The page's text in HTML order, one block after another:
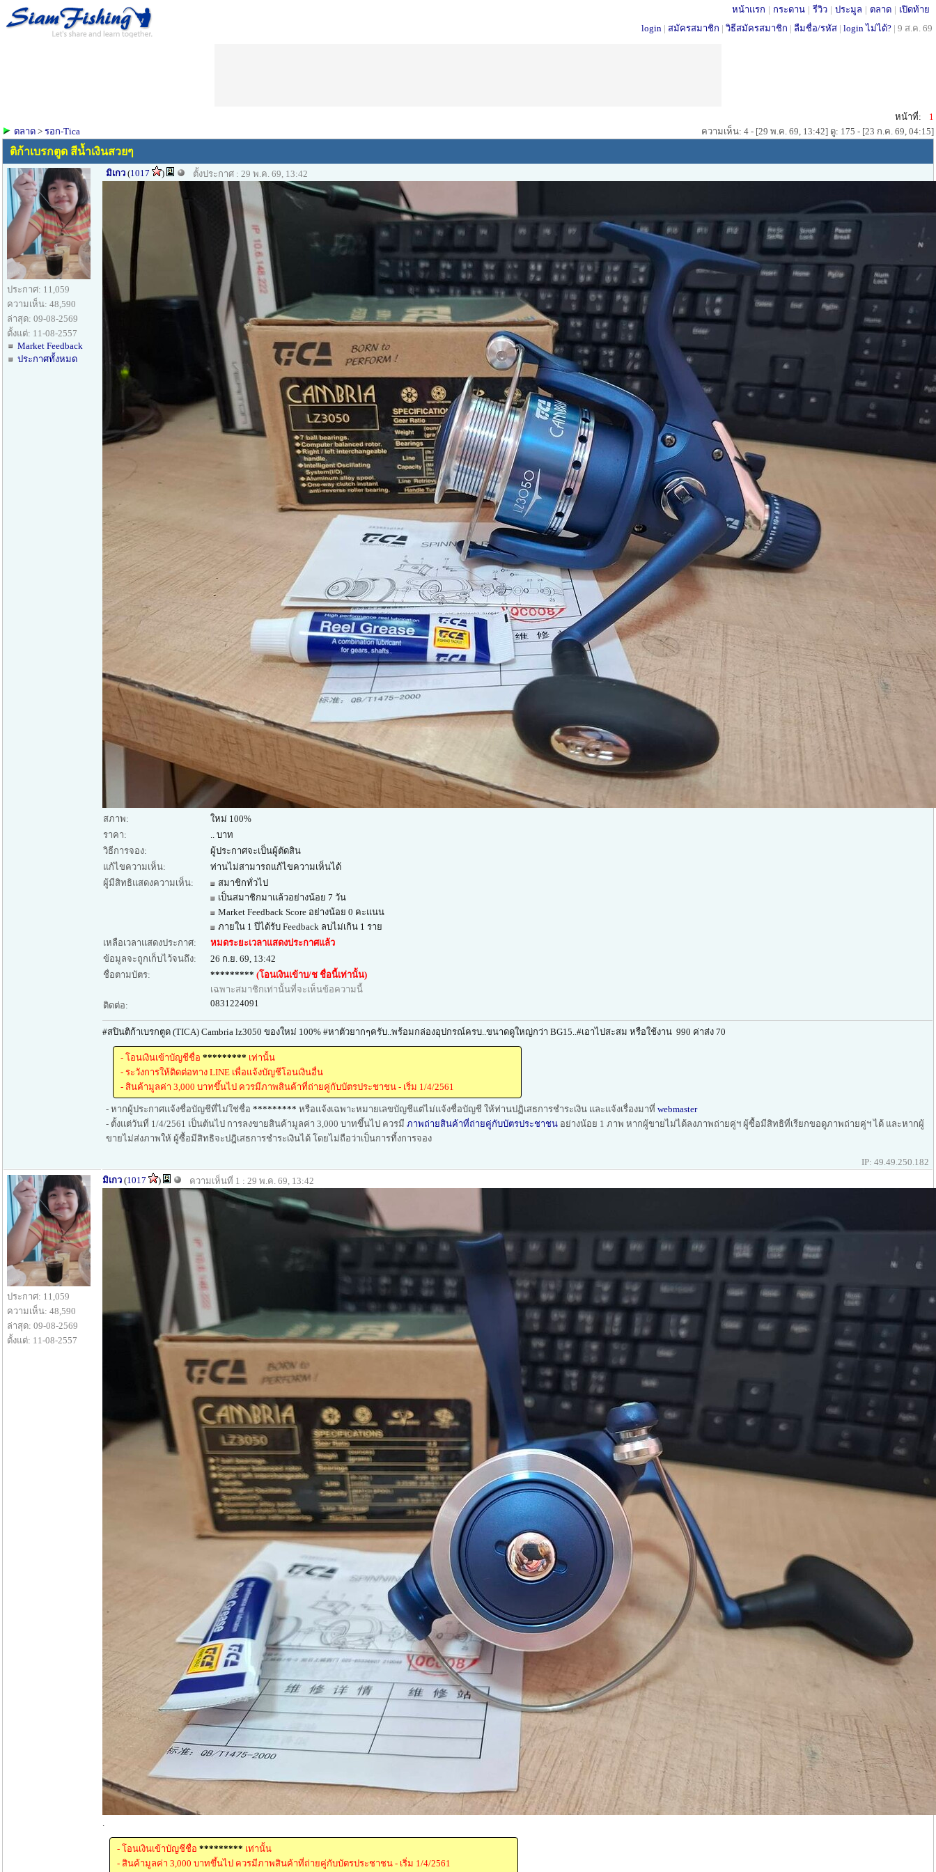
หน้าแรก | กระดาน | รีวิว | ประมูล | ตลาด | เปิดท้าย
login | สมัครสมาชิก | วิธีสมัครสมาชิก | ลืมชื่อ/รหัส | login ไม่ได้? | 9 ส.ค. 69
หน้าที่:
1
ตลาด > รอก-Tica ความเห็น: 4 - [29 พ.ค. 69, 13:42] ดู: 175 - [23 ก.ค. 69, 04:15]
ติก้าเบรกตูด สีน้ำเงินสวยๆ
ประกาศ: 11,059
ความเห็น: 48,590
ล่าสุด: 09-08-2569
ตั้งแต่: 11-08-2557
Market Feedback
ประกาศทั้งหมด
มิเกว (1017 ) ตั้งประกาศ : 29 พ.ค. 69, 13:42
สภาพ:
ใหม่ 100%
ราคา:
.. บาท
วิธีการจอง:
ผู้ประกาศจะเป็นผู้ตัดสิน
แก้ไขความเห็น:
ท่านไม่สามารถแก้ไขความเห็นได้
ผู้มีสิทธิแสดงความเห็น:
สมาชิกทั่วไป
เป็นสมาชิกมาแล้วอย่างน้อย 7 วัน
Market Feedback Score อย่างน้อย 0 คะแนน
ภายใน 1 ปีได้รับ Feedback ลบไม่เกิน 1 ราย
เหลือเวลาแสดงประกาศ:
หมดระยะเวลาแสดงประกาศแล้ว
ข้อมูลจะถูกเก็บไว้จนถึง:
26 ก.ย. 69, 13:42
ชื่อตามบัตร:
********* (โอนเงินเข้าบ/ช ชื่อนี้เท่านั้น)
เฉพาะสมาชิกเท่านั้นที่จะเห็นข้อความนี้
ติดต่อ:
0831224091
#สปินติก้าเบรกตูด (TICA) Cambria lz3050 ของใหม่ 100% #หาตัวยากๆครับ..พร้อมกล่องอุปกรณ์ครบ..ขนาดดูใหญ่กว่า BG15..#เอาไปสะสม หรือใช้งาน 990 ค่าส่ง 70
- โอนเงินเข้าบัญชีชื่อ ********* เท่านั้น
- ระวังการให้ติดต่อทาง LINE เพื่อแจ้งบัญชีโอนเงินอื่น
- สินค้ามูลค่า 3,000 บาทขึ้นไป ควรมีภาพสินค้าที่ถ่ายคู่กับบัตรประชาชน - เริ่ม 1/4/2561
- หากผู้ประกาศแจ้งชื่อบัญชีที่ไม่ใช่ชื่อ ********* หรือแจ้งเฉพาะหมายเลขบัญชีแต่ไม่แจ้งชื่อบัญชี ให้ท่านปฏิเสธการชำระเงิน และแจ้งเรื่องมาที่ webmaster
- ตั้งแต่วันที่ 1/4/2561 เป็นต้นไป การลงขายสินค้ามูลค่า 3,000 บาทขึ้นไป ควรมี ภาพถ่ายสินค้าที่ถ่ายคู่กับบัตรประชาชน อย่างน้อย 1 ภาพ หากผู้ขายไม่ได้ลงภาพถ่ายคู่ฯ ผู้ซื้อมีสิทธิที่เรียกขอดูภาพถ่ายคู่ฯ ได้ และหากผู้
ขายไม่ส่งภาพให้ ผู้ซื้อมีสิทธิจะปฎิเสธการชำระเงินได้ โดยไม่ถือว่าเป็นการทิ้งการจอง
IP: 49.49.250.182
ประกาศ: 11,059
ความเห็น: 48,590
ล่าสุด: 09-08-2569
ตั้งแต่: 11-08-2557
มิเกว (1017 ) ความเห็นที่ 1 : 29 พ.ค. 69, 13:42
.
- โอนเงินเข้าบัญชีชื่อ ********* เท่านั้น
- สินค้ามูลค่า 3,000 บาทขึ้นไป ควรมีภาพสินค้าที่ถ่ายคู่กับบัตรประชาชน - เริ่ม 1/4/2561